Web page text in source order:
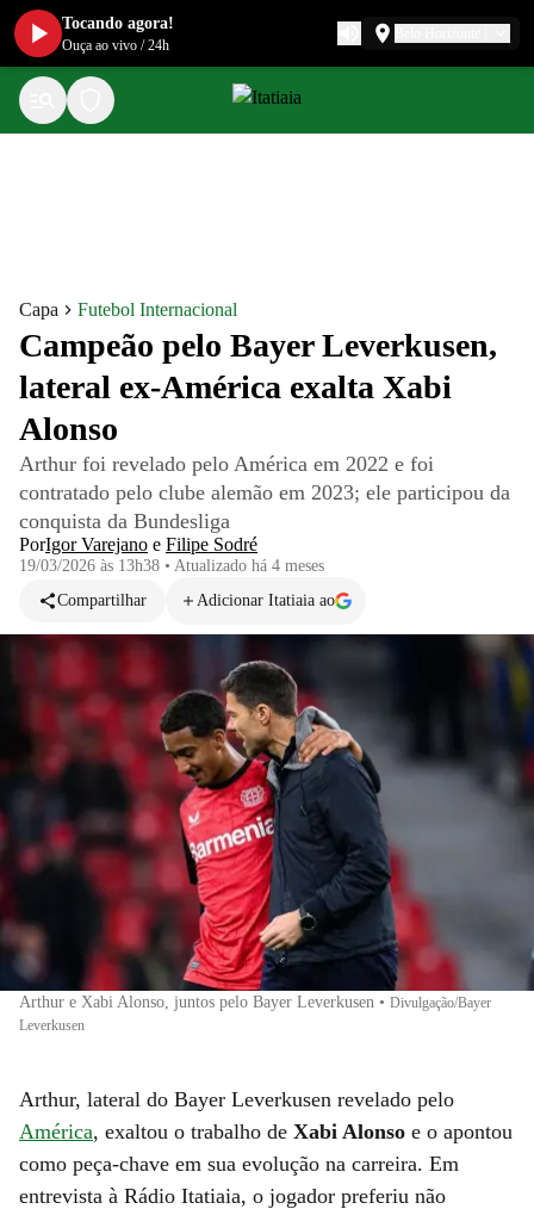
Capa Futebol Internacional
Campeão pelo Bayer Leverkusen,
lateral ex-América exalta Xabi
Alonso
Arthur foi revelado pelo América em 2022 e foi
contratado pelo clube alemão em 2023; ele participou da
conquista da Bundesliga
PorIgor Varejano e Filipe Sodré
19/03/2026 às 13h38 • Atualizado há 4 meses
Compartilhar
Adicionar Itatiaia ao
Arthur e Xabi Alonso, juntos pelo Bayer Leverkusen • Divulgação/Bayer
Leverkusen
Arthur, lateral do Bayer Leverkusen revelado pelo
América, exaltou o trabalho de Xabi Alonso e o apontou
como peça-chave em sua evolução na carreira. Em
entrevista à Rádio Itatiaia, o jogador preferiu não
Tocando agora!
Ouça ao vivo /24h